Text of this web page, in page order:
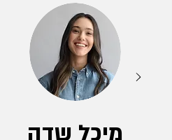
מיכל שדה